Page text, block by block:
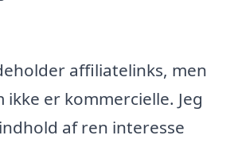
affiliatelinks, men
ikke er kommercielle. Jeg
af ren interesse